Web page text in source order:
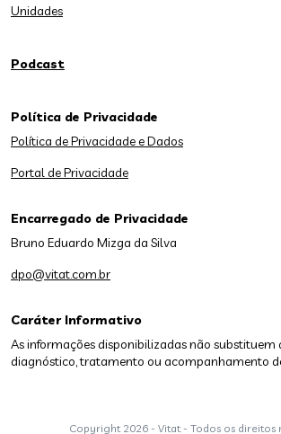
Unidades
Podcast
Caráter Informativo
As informações disponibilizadas não substituem
diagnóstico, tratamento ou acompanhamento
Política de Privacidade
Política de Privacidade e Dados
Portal de Privacidade
Encarregado de Privacidade
Bruno Eduardo Mizga da Silva
dpo@vitat.com.br
Copyright 2026 - Vitat - Todos os direitos